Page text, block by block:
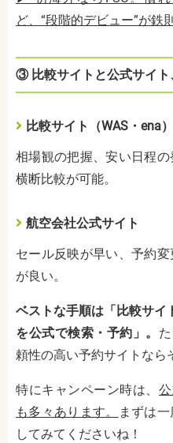
ど、“段階的デビュー”が鉄
③ 比較サイトと公式サイ
比較サイト（WAS・ena）
相場観の把握、安い日程
横断比較が可能。
航空会社公式サイト
セール反映が早い、予約
が良い。
ベストな手順は「比較サ
を公式で検索・予約」。
頼性の高い予約サイトなら
特にキャンペーン時は、
も多々あります。
まずは
してみてくださいね！